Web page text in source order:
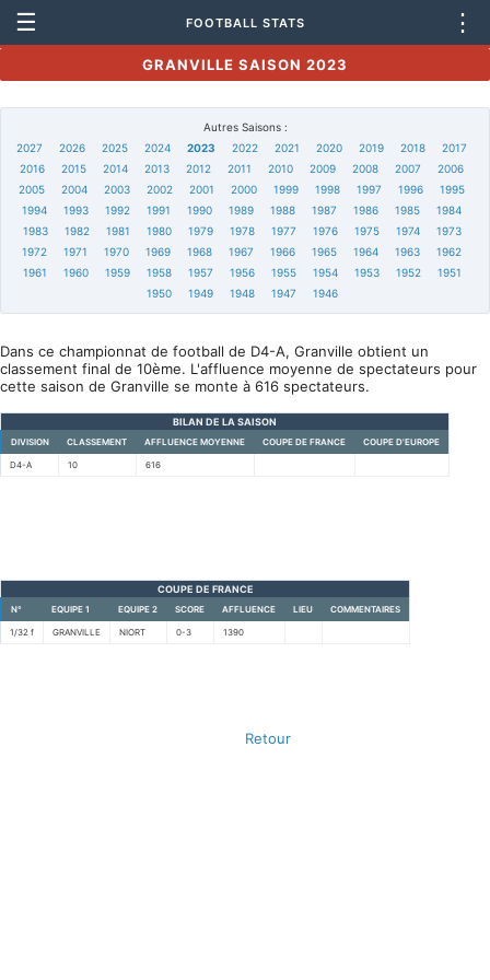
☰ FOOTBALL STATS ⋮
GRANVILLE SAISON 2023
Autres Saisons :
2027
2026 2025 2024 2023 2022 2021 2020 2019 2018
2017
2016
2015 2014 2013 2012 2011 2010 2009 2008 2007
2006
2005
2004 2003 2002 2001 2000 1999 1998 1997 1996
1995
1994
1993 1992 1991 1990 1989 1988 1987 1986 1985
1984
1983
1982 1981 1980 1979 1978 1977 1976 1975 1974
1973
1972
1971 1970 1969 1968 1967 1966 1965 1964 1963
1962
1961
1960 1959 1958 1957 1956 1955 1954 1953 1952
1951
1950
1949 1948 1947 1946
Dans ce championnat de football de D4-A, Granville obtient un
classement final de 10ème. L'affluence moyenne de spectateurs pour
cette saison de Granville se monte à 616 spectateurs.
BILAN DE LA SAISON
DIVISION CLASSEMENT AFFLUENCE MOYENNE COUPE DE FRANCE COUPE D'EUROPE
D4-A 10 616
COUPE DE FRANCE
N° EQUIPE 1 EQUIPE 2 SCORE AFFLUENCE LIEU COMMENTAIRES
1/32 f GRANVILLE NIORT 0-3 1390
Retour